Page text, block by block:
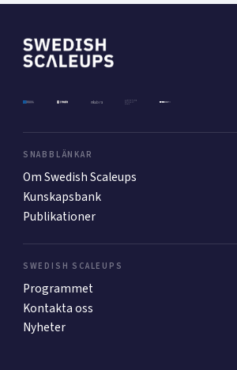
SNABBLÄNKAR
Om Swedish Scaleups
Kunskapsbank
Publikationer
SWEDISH SCALEUPS
Programmet
Kontakta oss
Nyheter